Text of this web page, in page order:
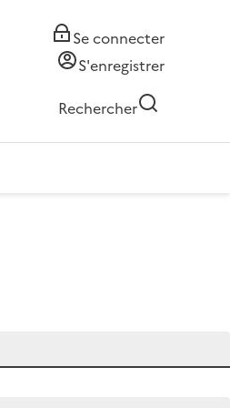
Se connecter
S'enregistrer
Rechercher